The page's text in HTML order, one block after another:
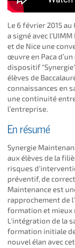
Le 6 février 2015 au
a signé avec
et de Nice une
œuvre en Paca
dispositif
élèves de
connaissances en
une continuité
l’entreprise.
En résumé
Synergie
aux élèves de la
risques
préventif, de
Maintenance est
rapprochement de
formation et mieux
L'intégration de la
formation initiale
nouvel élan avec